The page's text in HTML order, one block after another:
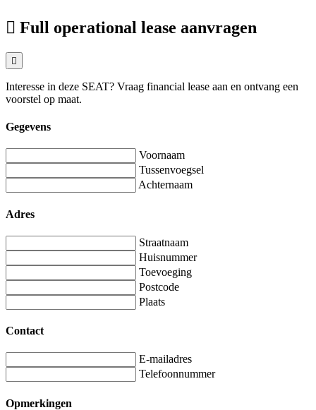
Full operational lease aanvragen
Interesse in deze SEAT? Vraag financial lease aan en ontvang een
voorstel op maat.
Gegevens
Voornaam
Tussenvoegsel
Achternaam
Adres
Straatnaam
Huisnummer
Toevoeging
Postcode
Plaats
Contact
E-mailadres
Telefoonnummer
Opmerkingen